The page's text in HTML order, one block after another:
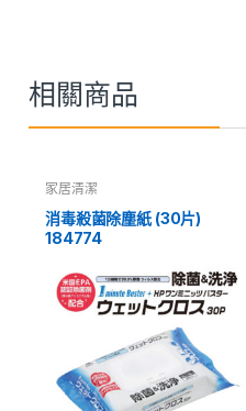
相關商品
家居清潔
消毒殺菌除塵紙 (30片)
184774